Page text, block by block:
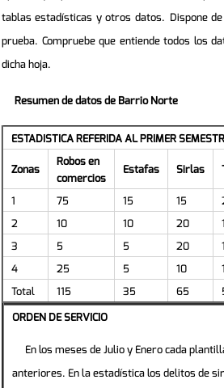
tablas estadísticas y otros datos. Dispone
prueba. Compruebe que entiende todos los
dicha hoja.
Resumen de datos de Barrio Norte
ESTADISTICA REFERIDA AL PRIMER
Zonas
Robos en
comercios
Estafas Sirlas
1 75 15 15
2
10 10 20
3
5 5 20
4
25 5 10
Total
115 35 65
ORDEN DE SERVICIO
En los meses de Julio y Enero cada
anteriores. En la estadística los delitos de